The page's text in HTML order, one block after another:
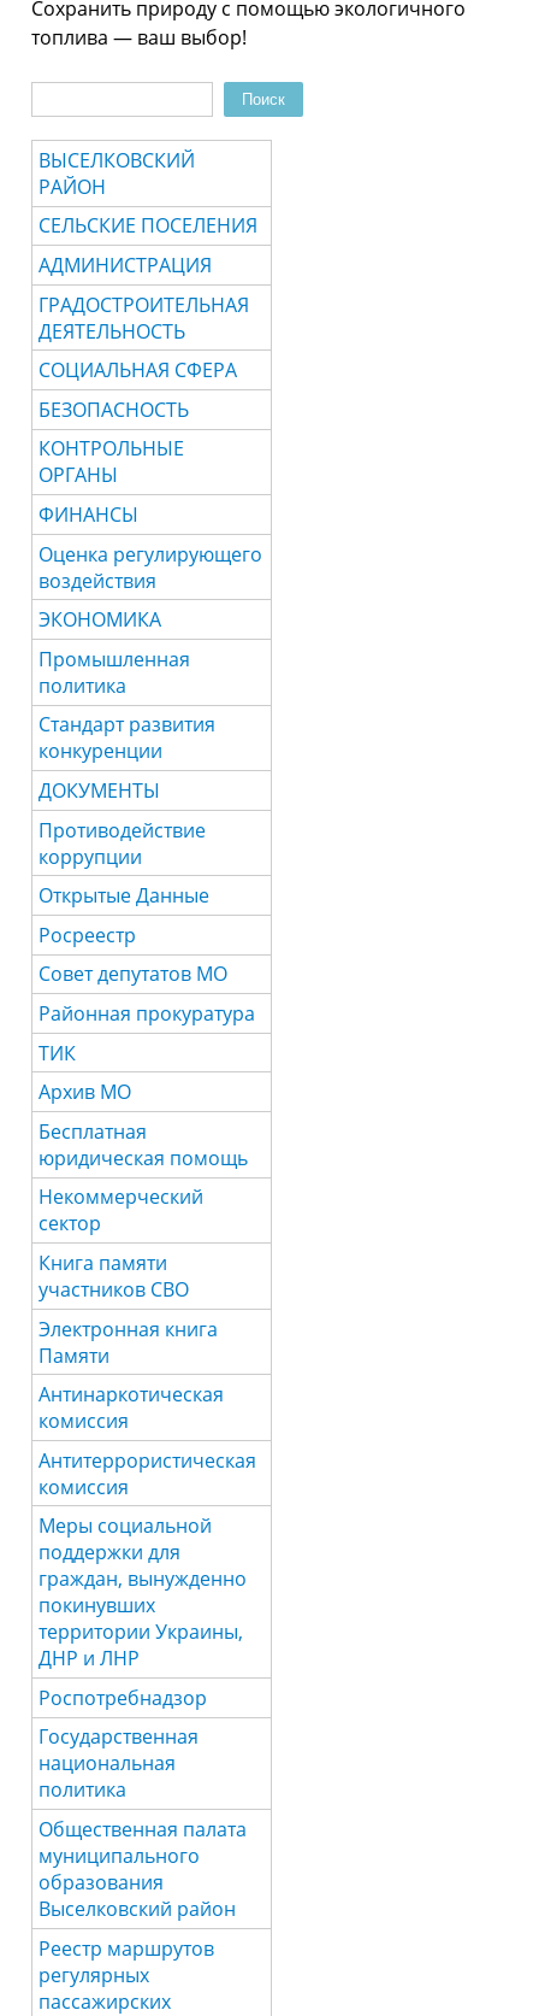
Сохранить природу с помощью экологичного
топлива — ваш выбор!
Поиск
ВЫСЕЛКОВСКИЙ
РАЙОН
СЕЛЬСКИЕ ПОСЕЛЕНИЯ
АДМИНИСТРАЦИЯ
ГРАДОСТРОИТЕЛЬНАЯ
ДЕЯТЕЛЬНОСТЬ
СОЦИАЛЬНАЯ СФЕРА
БЕЗОПАСНОСТЬ
КОНТРОЛЬНЫЕ
ОРГАНЫ
ФИНАНСЫ
Оценка регулирующего
воздействия
ЭКОНОМИКА
Промышленная
политика
Стандарт развития
конкуренции
ДОКУМЕНТЫ
Противодействие
коррупции
Открытые Данные
Росреестр
Совет депутатов МО
Районная прокуратура
ТИК
Архив МО
Бесплатная
юридическая помощь
Некоммерческий
сектор
Книга памяти
участников СВО
Электронная книга
Памяти
Антинаркотическая
комиссия
Антитеррористическая
комиссия
Меры социальной
поддержки для
граждан, вынужденно
покинувших
территории Украины,
ДНР и ЛНР
Роспотребнадзор
Государственная
национальная
политика
Общественная палата
муниципального
образования
Выселковский район
Реестр маршрутов
регулярных
пассажирских